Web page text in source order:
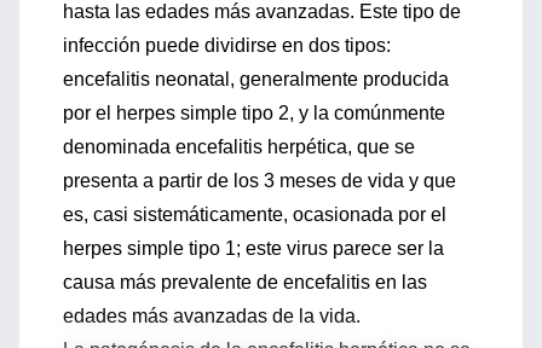
hasta las edades más avanzadas. Este tipo de
infección puede dividirse en dos tipos:
encefalitis neonatal, generalmente producida
por el herpes simple tipo 2, y la comúnmente
denominada encefalitis herpética, que se
presenta a partir de los 3 meses de vida y que
es, casi sistemáticamente, ocasionada por el
herpes simple tipo 1; este virus parece ser la
causa más prevalente de encefalitis en las
edades más avanzadas de la vida.